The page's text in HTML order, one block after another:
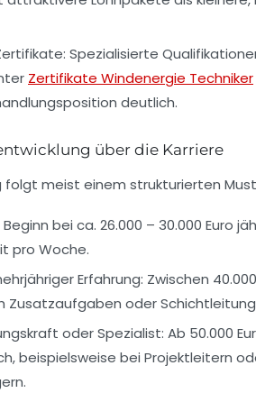
Spezialisierte
Zertifikate Windenergie Techniker
deutlich.
über die Karriere
meist einem strukturierten
Beginn bei ca. 26.000 – 30.000 Euro
pro Woche.
Erfahrung: Zwischen
Zusatzaufgaben oder
oder Spezialist: Ab 50.000
beispielsweise bei Projektleitern